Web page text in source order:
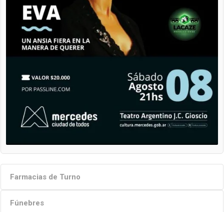
Farmacias de Turno
Fúnebres